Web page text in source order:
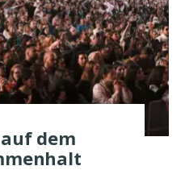
dem